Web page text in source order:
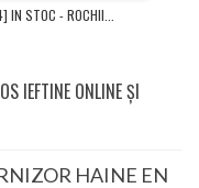
IN STOC - ROCHII...
IEFTINE ONLINE ȘI
HAINE EN